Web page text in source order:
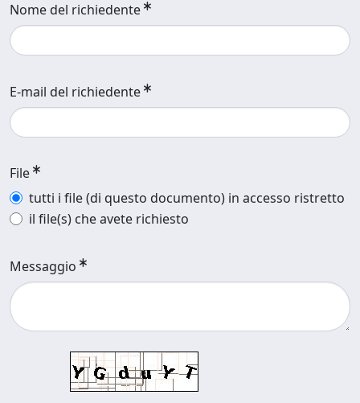
Nome del richiedente
E-mail del richiedente
File
tutti i file (di questo documento) in accesso ristretto
il file(s) che avete richiesto
Messaggio